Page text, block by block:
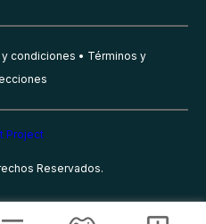
condiciones
Términos y
Reservados.